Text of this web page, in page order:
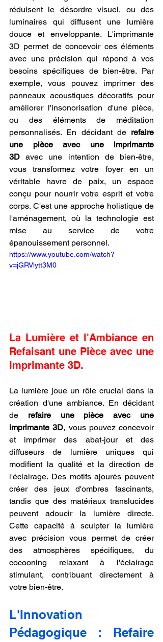
réduisent le désordre visuel, ou des
luminaires qui diffusent une lumière
douce et enveloppante. L'imprimante
3D permet de concevoir ces éléments
avec une précision qui répond à vos
besoins spécifiques de bien-être. Par
exemple, vous pouvez imprimer des
panneaux acoustiques décoratifs pour
améliorer l'insonorisation d'une pièce,
ou des éléments de méditation
personnalisés. En décidant de refaire
une pièce avec une imprimante
3D avec une intention de bien-être,
vous transformez votre foyer en un
véritable havre de paix, un espace
conçu pour nourrir votre esprit et votre
corps. C'est une approche holistique de
l'aménagement, où la technologie est
mise au service de votre
épanouissement personnel.
https://www.youtube.com/watch?
v=jGRVlytt3M0
La Lumière et l'Ambiance en
Refaisant une Pièce avec une
Imprimante 3D.
La lumière joue un rôle crucial dans la
création d'une ambiance. En décidant
de refaire une pièce avec une
imprimante 3D, vous pouvez concevoir
et imprimer des abat-jour et des
diffuseurs de lumière uniques qui
modifient la qualité et la direction de
l'éclairage. Des motifs ajourés peuvent
créer des jeux d'ombres fascinants,
tandis que des matériaux translucides
peuvent adoucir la lumière directe.
Cette capacité à sculpter la lumière
avec précision vous permet de créer
des atmosphères spécifiques, du
cocooning relaxant à l'éclairage
stimulant, contribuant directement à
votre bien-être.
L'Innovation
Pédagogique : Refaire